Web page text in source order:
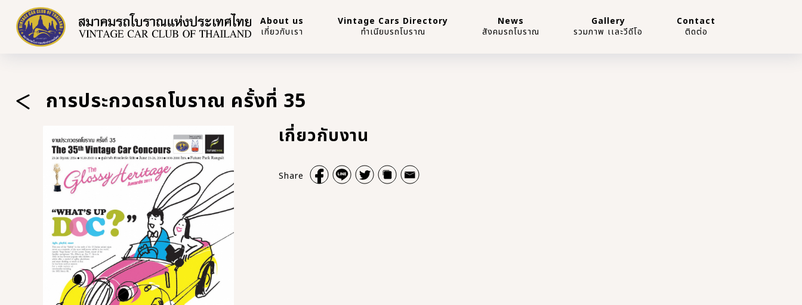
About us
เกี่ยวกับเรา
Vintage Cars Directory
ทำเนียบรถโบราณ
News
สังคมรถโบราณ
Gallery
รวมภาพ เเละวีดีโอ
Contact
ติดต่อ
การประกวดรถโบราณ ครั้งที่ 35
เกี่ยวกับงาน
Share